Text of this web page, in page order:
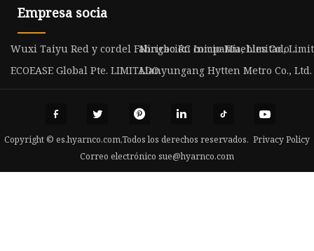
Empresa socia
Wuxi Taiyu Red y cordel Fabricación compañía, Limitado
Ningbo RC Inicio Muebles Co.,
ECOEASE Global Pte. LIMITADO.Lianyungang Hytten Metro Co., Ltd.
Copyright © es.hyarnco.com,Todos los derechos reservados. Privacy Policy
Correo electrónico sue@hyarnco.com